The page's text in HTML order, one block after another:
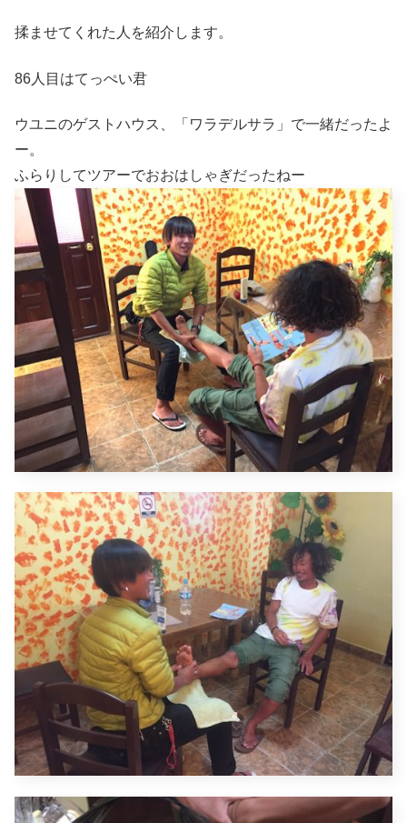
揉ませてくれた人を紹介します。
86人目はてっぺい君
ウユニのゲストハウス、「ワラデルサラ」で一緒だったよ
ー。
ふらりしてツアーでおおはしゃぎだったねー